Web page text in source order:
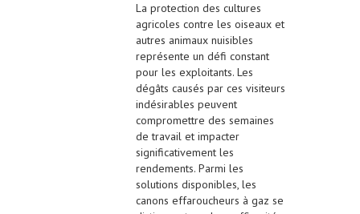
La protection des cultures
agricoles contre les oiseaux et
autres animaux nuisibles
représente un défi constant
pour les exploitants. Les
dégâts causés par ces visiteurs
indésirables peuvent
compromettre des semaines
de travail et impacter
significativement les
rendements. Parmi les
solutions disponibles, les
canons effaroucheurs à gaz se